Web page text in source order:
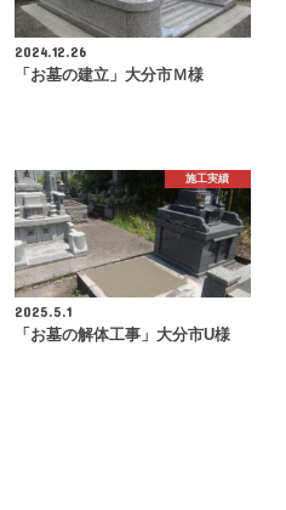
2024.12.26
「お墓の建立」大分市Ｍ様
施工実績
2025.5.1
「お墓の解体工事」大分市U様